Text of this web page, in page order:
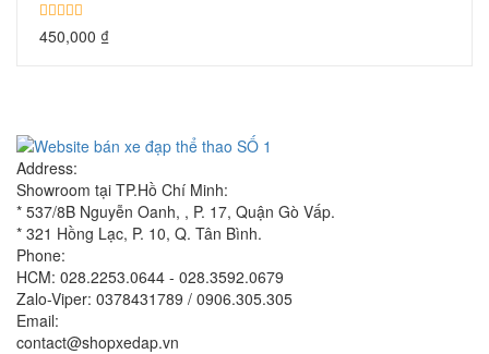
450,000 ₫
Address:
Showroom tại TP.Hồ Chí Minh:
* 537/8B Nguyễn Oanh, , P. 17, Quận Gò Vấp.
* 321 Hồng Lạc, P. 10, Q. Tân Bình.
Phone:
HCM: 028.2253.0644 - 028.3592.0679
Zalo-Viper: 0378431789 / 0906.305.305
Email:
contact@shopxedap.vn